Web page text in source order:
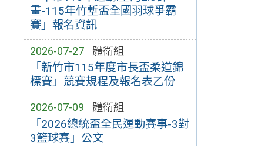
畫-115年竹塹盃全國羽球爭霸
賽」報名資訊
2026-07-27 體衛組
「新竹市115年度市長盃柔道錦
標賽」競賽規程及報名表乙份
2026-07-09 體衛組
「2026總統盃全民運動賽事-3對
3籃球賽」公文